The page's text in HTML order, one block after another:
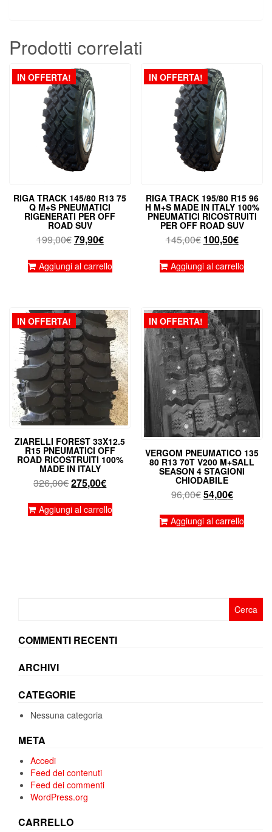
Prodotti correlati
IN OFFERTA!
RIGA TRACK 145/80 R13 75
Q M+S PNEUMATICI
RIGENERATI PER OFF
ROAD SUV
199,00€Il
originale
79,90€Il
attuale
Aggiungi al carrello
IN OFFERTA!
RIGA TRACK 195/80 R15 96
H M+S MADE IN ITALY 100%
PNEUMATICI RICOSTRUITI
PER OFF ROAD SUV
145,00€ Il
originale
100,50€Il
attuale
Aggiungi al carrello
IN OFFERTA!
ZIARELLI FOREST 33X12.5
R15 PNEUMATICI OFF
ROAD RICOSTRUITI 100%
MADE IN ITALY
326,00€Il
originale
275,00€Il
attuale
Aggiungi al carrello
IN OFFERTA!
VERGOM PNEUMATICO 135
80 R13 70T V200 M+SALL
SEASON 4 STAGIONI
CHIODABILE
96,00€Il
originale
54,00€Il
attuale
Aggiungi al carrello
COMMENTI RECENTI
ARCHIVI
CATEGORIE
Nessuna categoria
META
Accedi
Feed dei contenuti
Feed dei commenti
WordPress.org
CARRELLO